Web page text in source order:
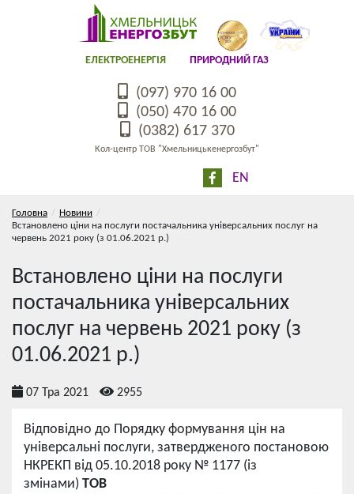
ЕЛЕКТРОЕНЕРГІЯ ПРИРОДНИЙ ГАЗ
(097) 970 16 00
(050) 470 16 00
(0382) 617 370
Кол-центр ТОВ "Хмельницькенергозбут"
EN
Головна
Новини
Встановлено ціни на послуги постачальника універсальних послуг на
червень 2021 року (з 01.06.2021 р.)
Встановлено ціни на послуги
постачальника універсальних
послуг на червень 2021 року (з
01.06.2021 р.)
07 Тра 2021 2955
Відповідно до Порядку формування цін на
універсальні послуги, затвердженого постановою
НКРЕКП від 05.10.2018 року № 1177 (із
змінами) ТОВ